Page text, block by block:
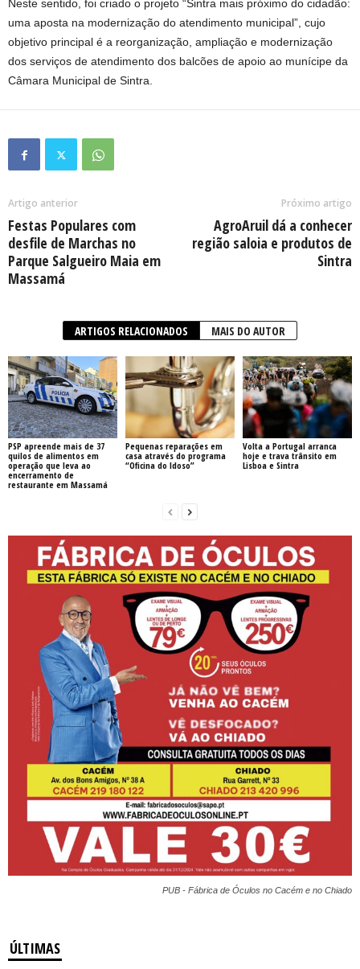
Neste sentido, foi criado o projeto “Sintra mais próximo do cidadão:
uma aposta na modernização do atendimento municipal”, cujo
objetivo principal é a reorganização, ampliação e modernização
dos serviços de atendimento dos balcões de apoio ao munícipe da
Câmara Municipal de Sintra.
Artigo anterior
Festas Populares com
desfile de Marchas no
Parque Salgueiro Maia em
Massamá
Próximo artigo
AgroAruil dá a conhecer
região saloia e produtos de
Sintra
ARTIGOS RELACIONADOS MAIS DO AUTOR
PSP apreende mais de 37
quilos de alimentos em
operação que leva ao
encerramento de
restaurante em Massamá
Pequenas reparações em
casa através do programa
“Oficina do Idoso”
Volta a Portugal arranca
hoje e trava trânsito em
Lisboa e Sintra
PUB - Fábrica de Óculos no Cacém e no Chiado
ÚLTIMAS